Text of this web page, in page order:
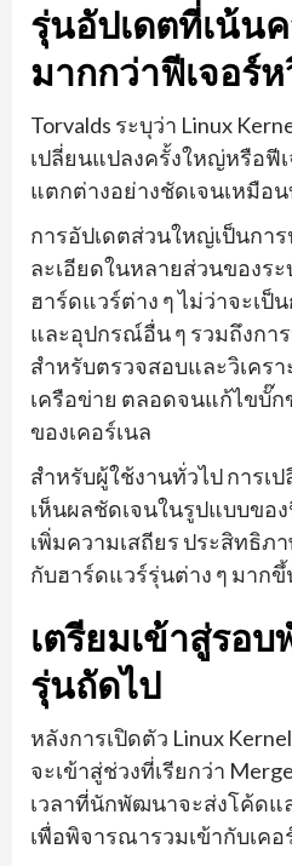
รุ่นอัปเดตที่เน้น
มากกว่าฟีเจอร์
Torvalds ระบุว่า Linux
เปลี่ยนแปลงครั้งใหญ่หรือฟี
แตกต่างอย่างชัดเจนเหมือ
การอัปเดตส่วนใหญ่เป็นกา
ละเอียดในหลายส่วนของระ
ฮาร์ดแวร์ต่าง ๆ ไม่ว่าจะเป็
และอุปกรณ์อื่น ๆ รวมถึงกา
สำหรับตรวจสอบและวิเคร
เครือข่าย ตลอดจนแก้ไขบั๊ก
ของเคอร์เนล
สำหรับผู้ใช้งานทั่วไป การเ
เห็นผลชัดเจนในรูปแบบขอ
เพิ่มความเสถียร ประสิทธิภ
กับฮาร์ดแวร์รุ่นต่าง ๆ มาก
เตรียมเข้าสู่รอ
รุ่นถัดไป
หลังการเปิดตัว Linux
จะเข้าสู่ช่วงที่เรียกว่า
เวลาที่นักพัฒนาจะส่งโค้ดแ
เพื่อพิจารณารวมเข้ากับเคอ